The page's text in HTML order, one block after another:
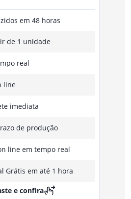
em 48 horas
de 1 unidade
real
line
imediata
de produção
line em tempo real
Grátis em até 1 hora
e confira